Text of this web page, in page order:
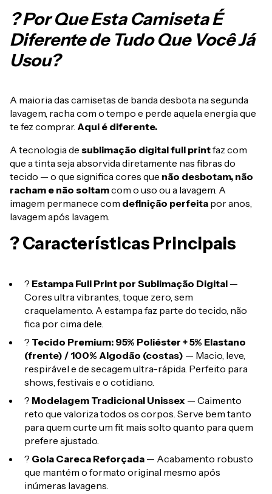
? Por Que Esta Camiseta É
Diferente de Tudo Que Você Já
Usou?
A maioria das camisetas de banda desbota na segunda
lavagem, racha com o tempo e perde aquela energia que
te fez comprar. Aqui é diferente.
A tecnologia de sublimação digital full printfaz com
que a tinta seja absorvida diretamente nas fibras do
tecido — o que significa cores que não desbotam, não
racham e não soltamcom o uso ou a lavagem. A
imagem permanece com definição perfeita por anos,
lavagem após lavagem.
? Características Principais
? Estampa Full Print por Sublimação Digital —
Cores ultra vibrantes, toque zero, sem
craquelamento. A estampa faz parte do tecido, não
fica por cima dele.
? Tecido Premium: 95% Poliéster + 5% Elastano
(frente) / 100% Algodão (costas) — Macio, leve,
respirável e de secagem ultra-rápida. Perfeito para
shows, festivais e o cotidiano.
? Modelagem Tradicional Unissex — Caimento
reto que valoriza todos os corpos. Serve bem tanto
para quem curte um fit mais solto quanto para quem
prefere ajustado.
? Gola Careca Reforçada — Acabamento robusto
que mantém o formato original mesmo após
inúmeras lavagens.